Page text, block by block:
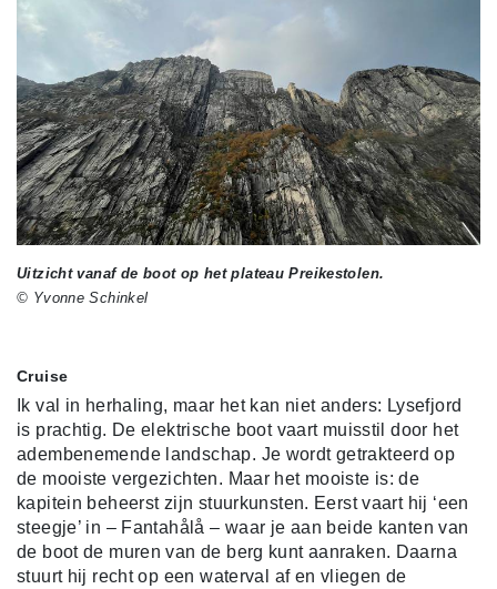
Uitzicht vanaf de boot op het plateau Preikestolen.
© Yvonne Schinkel
Cruise
Ik val in herhaling, maar het kan niet anders: Lysefjord
is prachtig. De elektrische boot vaart muisstil door het
adembenemende landschap. Je wordt getrakteerd op
de mooiste vergezichten. Maar het mooiste is: de
kapitein beheerst zijn stuurkunsten. Eerst vaart hij ‘een
steegje’ in – Fantahålå – waar je aan beide kanten van
de boot de muren van de berg kunt aanraken. Daarna
stuurt hij recht op een waterval af en vliegen de